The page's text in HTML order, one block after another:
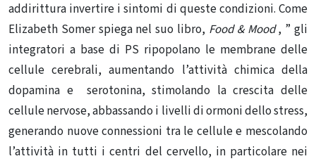
addirittura invertire i sintomi di queste condizioni. Come
Elizabeth Somer spiega nel suo libro, Food & Mood, ” gli
integratori a base di PS ripopolano le membrane delle
cellule cerebrali, aumentando l’attività chimica della
dopamina e serotonina, stimolando la crescita delle
cellule nervose, abbassando i livelli di ormoni dello stress,
generando nuove connessioni tra le cellule e mescolando
l’attività in tutti i centri del cervello, in particolare nei